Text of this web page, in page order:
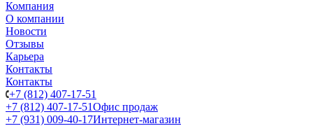
Компания
О компании
Новости
Отзывы
Карьера
Контакты
Контакты
+7 (812) 407-17-51
+7 (812) 407-17-51Офис продаж
+7 (931) 009-40-17Интернет-магазин